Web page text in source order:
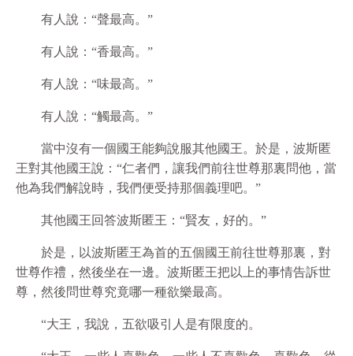
有人說：“聲最高。”
有人說：“香最高。”
有人說：“味最高。”
有人說：“觸最高。”
當中沒有一個國王能夠說服其他國王。於是，波斯匿
王對其他國王說：“仁者們，讓我們前往世尊那裏問他，當
他為我們解說時，我們便受持那個義理吧。”
其他國王回答波斯匿王：“賢友，好的。”
於是，以波斯匿王為首的五個國王前往世尊那裏，對
世尊作禮，然後坐在一邊。波斯匿王把以上的事情告訴世
尊，然後問世尊究竟哪一種欲樂最高。
“大王，我說，五欲吸引人是有限度的。